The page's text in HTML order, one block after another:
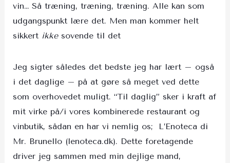
vin… Så træning, træning, træning. Alle kan som
udgangspunkt lære det. Men man kommer helt
sikkert ikkesovende til det
Jeg sigter således det bedste jeg har lært – også
i det daglige – på at gøre så meget ved dette
som overhovedet muligt. “Til daglig” sker i kraft af
mit virke på/i vores kombinerede restaurant og
vinbutik, sådan en har vi nemlig os; L’Enoteca di
Mr. Brunello (lenoteca.dk). Dette foretagende
driver jeg sammen med min dejlige mand,